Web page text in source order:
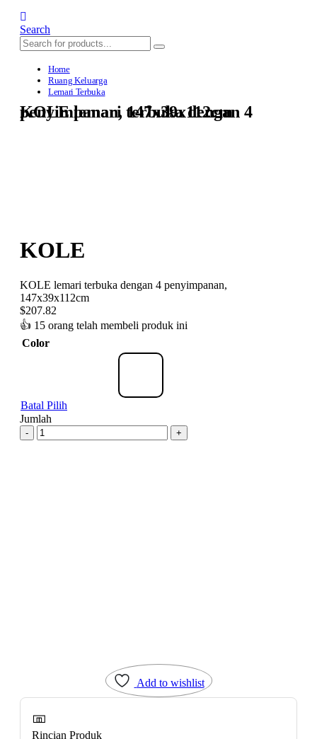
Search
Home
Ruang Keluarga
Lemari Terbuka
KOLE lemari terbuka dengan 4 penyimpanan, 147x39x112cm
KOLE
KOLE lemari terbuka dengan 4 penyimpanan,
147x39x112cm
$207.82
👍 15 orang telah membeli produk ini
Color
Batal Pilih
Jumlah
- +
Add to wishlist
Rincian Produk